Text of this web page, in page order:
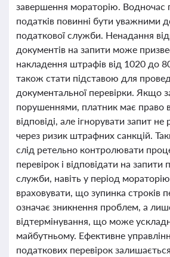
завершення мораторію. Водночас
податків повинні бути уважними
податкової служби. Ненадання
документів на запити може
накладення штрафів від 1020 до
також стати підставою для
документальної перевірки. Якщо
порушеннями, платник має право
відповіді, але ігнорувати запит
через ризик штрафних санкцій.
слід ретельно контролювати
перевірок і відповідати на запити
служби, навіть у період
враховувати, що зупинка строків
означає зникнення проблем, а
відтермінування, що може
майбутньому. Ефективне
податкових перевірок